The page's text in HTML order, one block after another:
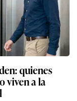
quienes
viven a la